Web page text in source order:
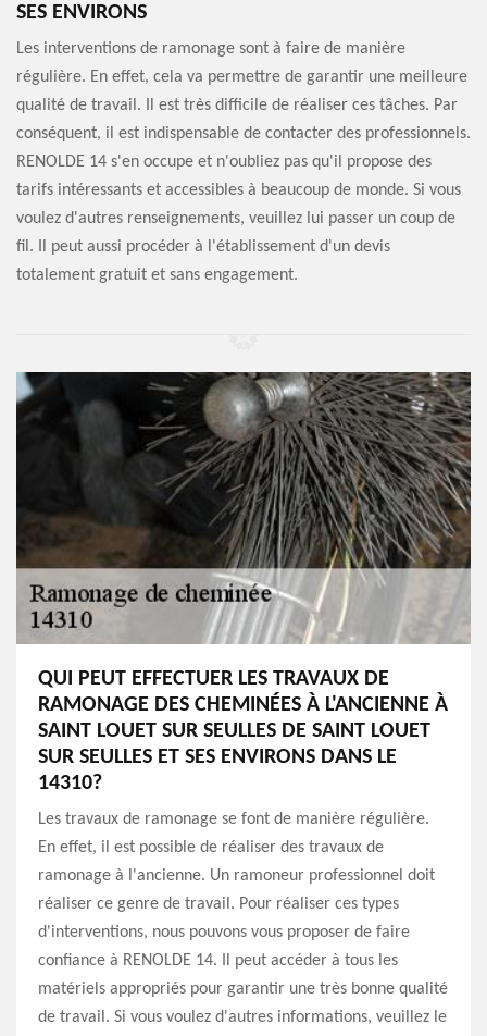
SES ENVIRONS
Les interventions de ramonage sont à faire de manière
régulière. En effet, cela va permettre de garantir une meilleure
qualité de travail. Il est très difficile de réaliser ces tâches. Par
conséquent, il est indispensable de contacter des professionnels.
RENOLDE 14 s'en occupe et n'oubliez pas qu'il propose des
tarifs intéressants et accessibles à beaucoup de monde. Si vous
voulez d'autres renseignements, veuillez lui passer un coup de
fil. Il peut aussi procéder à l'établissement d'un devis
totalement gratuit et sans engagement.
QUI PEUT EFFECTUER LES TRAVAUX DE
RAMONAGE DES CHEMINÉES À L'ANCIENNE À
SAINT LOUET SUR SEULLES DE SAINT LOUET
SUR SEULLES ET SES ENVIRONS DANS LE
14310?
Les travaux de ramonage se font de manière régulière.
En effet, il est possible de réaliser des travaux de
ramonage à l'ancienne. Un ramoneur professionnel doit
réaliser ce genre de travail. Pour réaliser ces types
d'interventions, nous pouvons vous proposer de faire
confiance à RENOLDE 14. Il peut accéder à tous les
matériels appropriés pour garantir une très bonne qualité
de travail. Si vous voulez d'autres informations, veuillez le